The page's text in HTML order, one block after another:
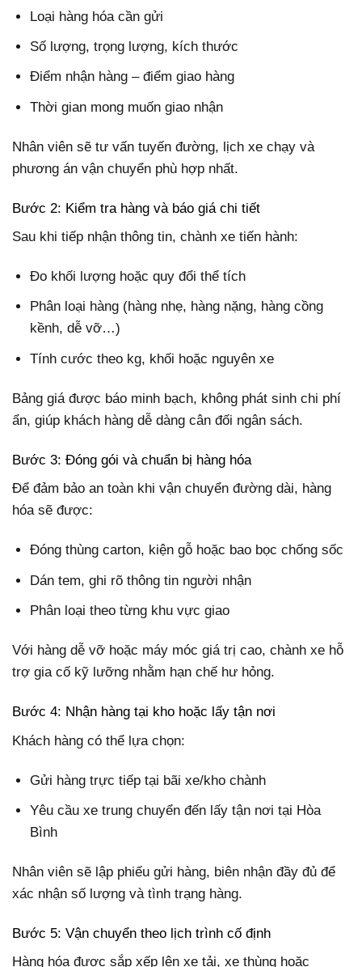
Loại hàng hóa cần gửi
Số lượng, trọng lượng, kích thước
Điểm nhận hàng – điểm giao hàng
Thời gian mong muốn giao nhận
Nhân viên sẽ tư vấn tuyến đường, lịch xe chạy và
phương án vận chuyển phù hợp nhất.
Bước 2: Kiểm tra hàng và báo giá chi tiết
Sau khi tiếp nhận thông tin, chành xe tiến hành:
Đo khối lượng hoặc quy đổi thể tích
Phân loại hàng (hàng nhẹ, hàng nặng, hàng cồng
kềnh, dễ vỡ…)
Tính cước theo kg, khối hoặc nguyên xe
Bảng giá được báo minh bạch, không phát sinh chi phí
ẩn, giúp khách hàng dễ dàng cân đối ngân sách.
Bước 3: Đóng gói và chuẩn bị hàng hóa
Để đảm bảo an toàn khi vận chuyển đường dài, hàng
hóa sẽ được:
Đóng thùng carton, kiện gỗ hoặc bao bọc chống sốc
Dán tem, ghi rõ thông tin người nhận
Phân loại theo từng khu vực giao
Với hàng dễ vỡ hoặc máy móc giá trị cao, chành xe hỗ
trợ gia cố kỹ lưỡng nhằm hạn chế hư hỏng.
Bước 4: Nhận hàng tại kho hoặc lấy tận nơi
Khách hàng có thể lựa chọn:
Gửi hàng trực tiếp tại bãi xe/kho chành
Yêu cầu xe trung chuyển đến lấy tận nơi tại Hòa
Bình
Nhân viên sẽ lập phiếu gửi hàng, biên nhận đầy đủ để
xác nhận số lượng và tình trạng hàng.
Bước 5: Vận chuyển theo lịch trình cố định
Hàng hóa được sắp xếp lên xe tải, xe thùng hoặc